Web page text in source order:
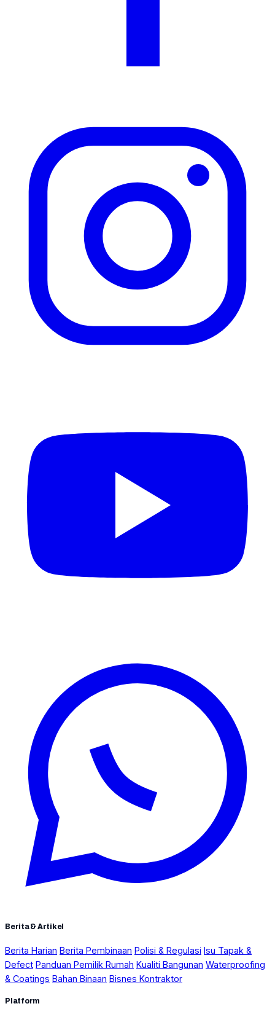
Berita & Artikel
Berita Harian Berita Pembinaan Polisi & Regulasi Isu Tapak &
Defect Panduan Pemilik Rumah Kualiti Bangunan Waterproofing
& Coatings Bahan Binaan Bisnes Kontraktor
Platform